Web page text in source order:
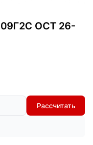
ОСТ 26-
Рассчитать